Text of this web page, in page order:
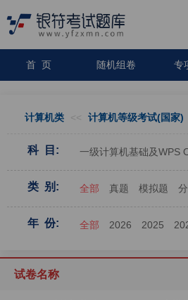
首 页 随机组卷 专
计算机类 << 计算机等级考试(国家)
科 目: 一级计算机基础及WPS
类 别: 全部 真题 模拟题
年 份: 全部 2026 2025
试卷名称